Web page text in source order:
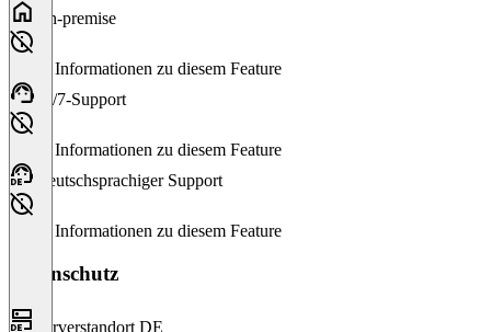
On-premise
Keine Informationen zu diesem Feature
24/7-Support
Keine Informationen zu diesem Feature
Deutschsprachiger Support
Keine Informationen zu diesem Feature
Datenschutz
Serverstandort DE